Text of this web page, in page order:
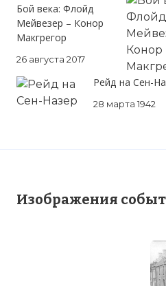
Бой века: Флойд
Мейвезер – Конор
Макгрегор
26 августа 2017
Рейд на Сен-
28 марта 1942
Изображения
☓
британской 7-й
нащупала брешь в
обороны немцев, и